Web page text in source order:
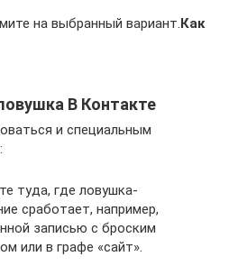
на выбранный вариант. Как
В Контакте
и специальным
туда, где ловушка-
сработает, например,
записью с броским
или в графе «сайт».